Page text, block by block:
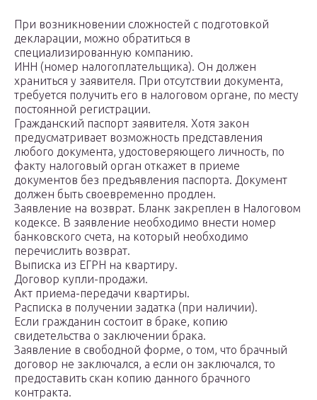
При возникновении сложностей с подготовкой
декларации, можно обратиться в
специализированную компанию.
ИНН (номер налогоплательщика). Он должен
храниться у заявителя. При отсутствии документа,
требуется получить его в налоговом органе, по месту
постоянной регистрации.
Гражданский паспорт заявителя. Хотя закон
предусматривает возможность представления
любого документа, удостоверяющего личность, по
факту налоговый орган откажет в приеме
документов без предъявления паспорта. Документ
должен быть своевременно продлен.
Заявление на возврат. Бланк закреплен в Налоговом
кодексе. В заявление необходимо внести номер
банковского счета, на который необходимо
перечислить возврат.
Выписка из ЕГРН на квартиру.
Договор купли-продажи.
Акт приема-передачи квартиры.
Расписка в получении задатка (при наличии).
Если гражданин состоит в браке, копию
свидетельства о заключении брака.
Заявление в свободной форме, о том, что брачный
договор не заключался, а если он заключался, то
предоставить скан копию данного брачного
контракта.